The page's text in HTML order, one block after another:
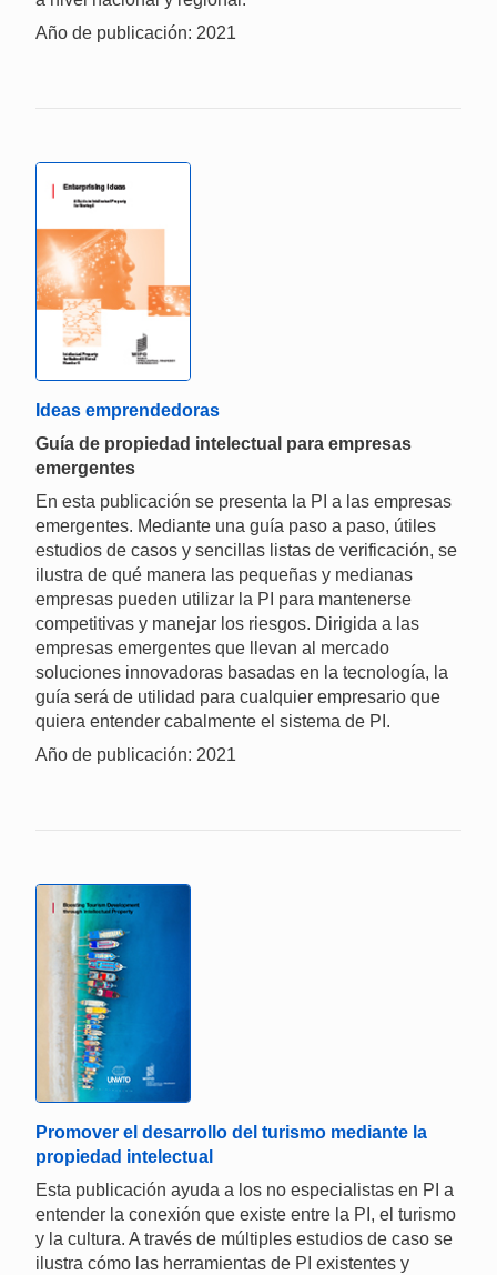
Año de publicación: 2021
Ideas emprendedoras
Guía de propiedad intelectual para empresas
emergentes
En esta publicación se presenta la PI a las empresas
emergentes. Mediante una guía paso a paso, útiles
estudios de casos y sencillas listas de verificación, se
ilustra de qué manera las pequeñas y medianas
empresas pueden utilizar la PI para mantenerse
competitivas y manejar los riesgos. Dirigida a las
empresas emergentes que llevan al mercado
soluciones innovadoras basadas en la tecnología, la
guía será de utilidad para cualquier empresario que
quiera entender cabalmente el sistema de PI.
Año de publicación: 2021
Promover el desarrollo del turismo mediante la
propiedad intelectual
Esta publicación ayuda a los no especialistas en PI a
entender la conexión que existe entre la PI, el turismo
y la cultura. A través de múltiples estudios de caso se
ilustra cómo las herramientas de PI existentes y